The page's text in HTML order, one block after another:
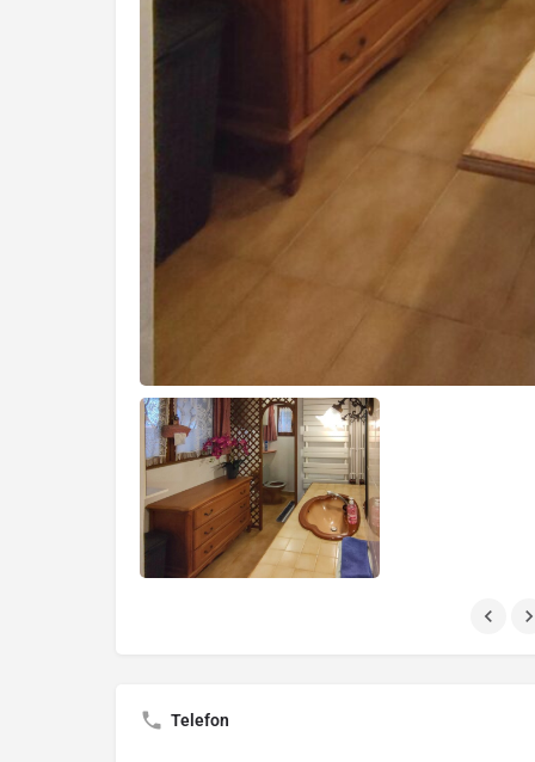
Telefon